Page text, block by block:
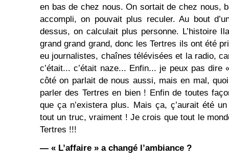
en bas de chez nous. On sortait de chez nous,
accompli, on pouvait plus reculer. Au bout
dessus, on calculait plus personne. L’histoire
grand grand grand, donc les Tertres ils ont été
eu journalistes, chaînes télévisées et la radio,
c’était... c’était naze... Enfin... je peux pas dire
côté on parlait de nous aussi, mais en mal,
parler des Tertres en bien ! Enfin de toutes
que ça n’existera plus. Mais ça, ç’aurait été
tout un truc, vraiment ! Je crois que tout le
Tertres !!!
— « L’affaire » a changé l’ambiance ?